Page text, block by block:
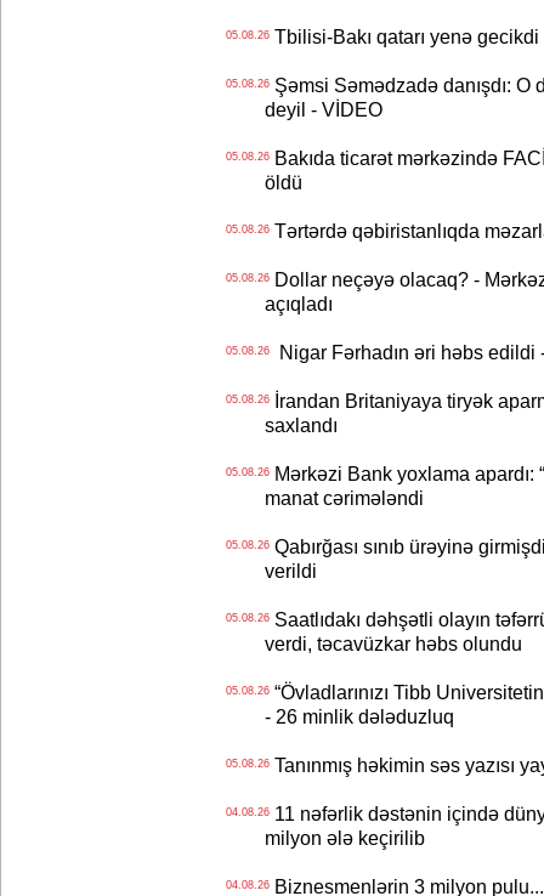
05.08.26Tbilisi-Bakı qatarı yenə gecikdi
05.08.26Şəmsi Səmədzadə danışdı: O
deyil - VİDEO
05.08.26Bakıda ticarət mərkəzində
öldü
05.08.26Tərtərdə qəbiristanlıqda
05.08.26Dollar neçəyə olacaq? -
açıqladı
05.08.26Nigar Fərhadın əri həbs edildi
05.08.26İrandan Britaniyaya tiryək
saxlandı
05.08.26Mərkəzi Bank yoxlama apardı:
manat cərimələndi
05.08.26Qabırğası sınıb ürəyinə
verildi
05.08.26Saatlıdakı dəhşətli olayın
verdi, təcavüzkar həbs olundu
05.08.26“Övladlarınızı Tibb
- 26 minlik dələduzluq
05.08.26Tanınmış həkimin səs yazısı
04.08.2611 nəfərlik dəstənin içində
milyon ələ keçirilib
04.08.26Biznesmenlərin 3 milyon